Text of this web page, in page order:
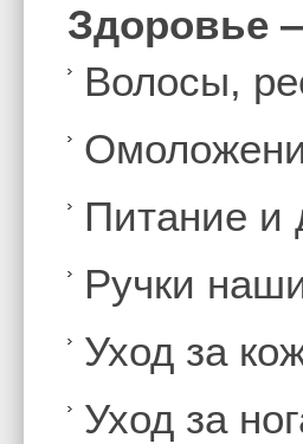
Здоровье
Волосы,
Питание и
Ручки
Уход за
Уход за